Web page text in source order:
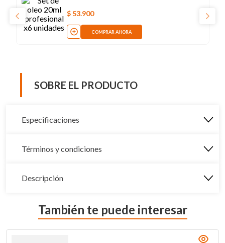
$ 53.900
COMPRAR AHORA
SOBRE EL PRODUCTO
Especificaciones
Términos y condiciones
Descripción
También te puede interesar